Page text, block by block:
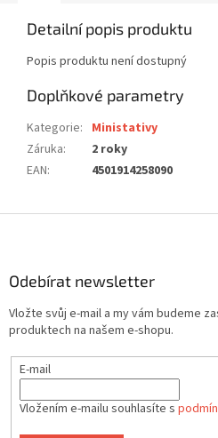
Detailní popis produktu
Popis produktu není dostupný
Doplňkové parametry
Kategorie: Ministativy
Záruka:
2 roky
EAN: 4501914258090
Odebírat newsletter
Vložte svůj e-mail a my vám budeme
produktech na našem e-shopu.
E-mail
Vložením e-mailu souhlasíte s